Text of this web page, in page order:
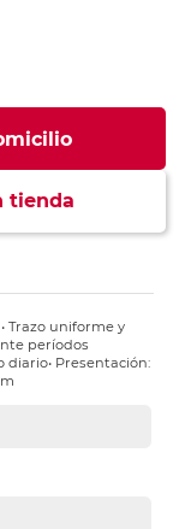
tienda
Trazo uniforme y
períodos
diario• Presentación: